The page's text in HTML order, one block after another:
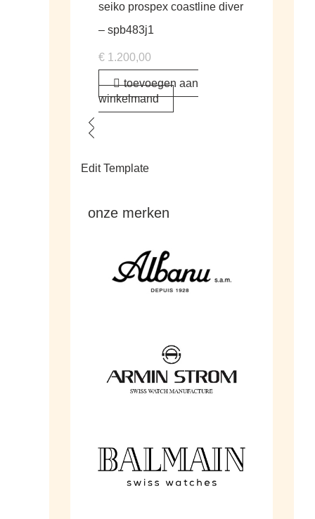
seiko prospex coastline diver
– spb483j1
€ 1.200,00
toevoegen aan
winkelmand
Edit Template
onze merken